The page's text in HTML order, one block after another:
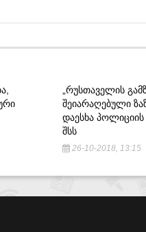
„ᲠᲣᲡᲗᲐᲕᲔᲚᲘᲡ
ᲨᲔᲘᲐᲠᲐᲦᲔᲑᲣᲚᲘ
ᲓᲐᲔᲡᲮᲐ
ᲨᲡᲡ
26-10-2018, 13:15